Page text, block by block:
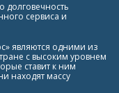
сервиса и
являются одними из
с высоким уровнем
ставит к ним
находят массу